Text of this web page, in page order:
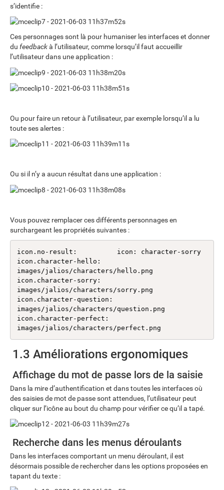
s’identifie :
Ces personnages sont là pour humaniser les interfaces et donner
du feedbackà l’utilisateur, comme lorsqu’il faut accueillir
l’utilisateur dans une application :
Ou pour faire un retour à l’utilisateur, par exemple lorsqu’il a lu
toute ses alertes :
Ou si il n’y a aucun résultat dans une application :
Vous pouvez remplacer ces différents personnages en
surchargeant les propriétés suivantes :
icon.no-result:          icon: character-sorry
icon.character-hello:
images/jalios/characters/hello.png
icon.character-sorry:
images/jalios/characters/sorry.png
icon.character-question:
images/jalios/characters/question.png
icon.character-perfect:
images/jalios/characters/perfect.png
1.3 Améliorations ergonomiques
Affichage du mot de passe lors de la saisie
Dans la mire d’authentification et dans toutes les interfaces où
des saisies de mot de passe sont attendues, l’utilisateur peut
cliquer sur l’icône au bout du champ pour vérifier ce qu’il a tapé.
Recherche dans les menus déroulants
Dans les interfaces comportant un menu déroulant, il est
désormais possible de rechercher dans les options proposées en
tapant du texte :